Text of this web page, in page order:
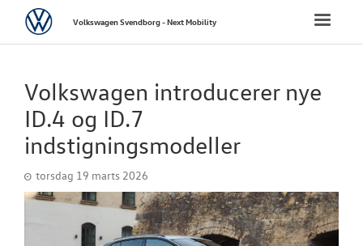
NYE
BRUGTE BILER
VÆRKSTED
Toggle
VolkswagenVolkswagen Svendborg - Next Mobility
Volkswagen introducerer nye
ID.4 og ID.7
indstigningsmodeller
torsdag 19 marts 2026